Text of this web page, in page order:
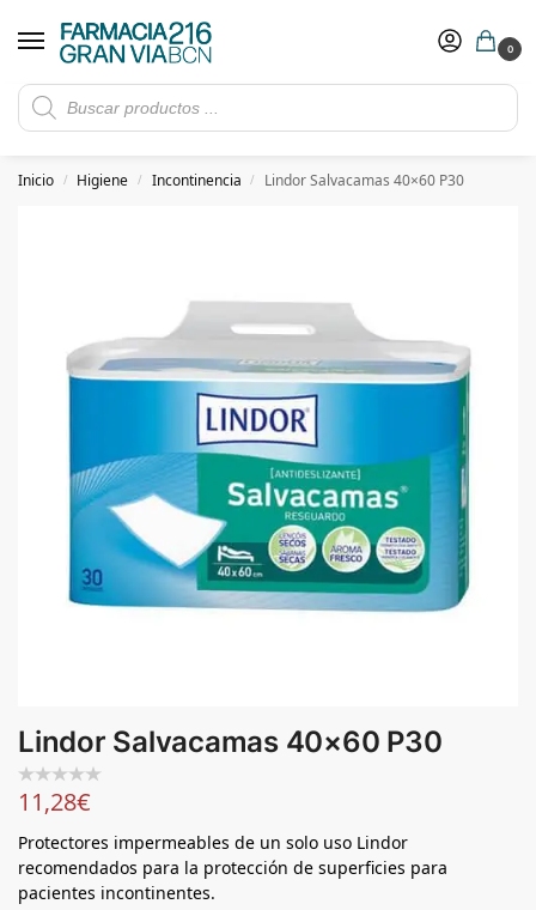
0
Rebajas de verano hasta -30%
​ 5€ de descuento con el cupón 5GRANVIA (compras superiores a 150€)
Inicio / Higiene / Incontinencia / Lindor Salvacamas 40×60 P30
Lindor Salvacamas 40×60 P30
11,28€
Protectores impermeables de un solo uso Lindor
recomendados para la protección de superficies para
pacientes incontinentes.